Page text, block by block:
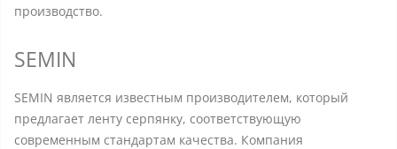
производство.
SEMIN
SEMIN является известным производителем, который
предлагает ленту серпянку, соответствующую
современным стандартам качества. Компания